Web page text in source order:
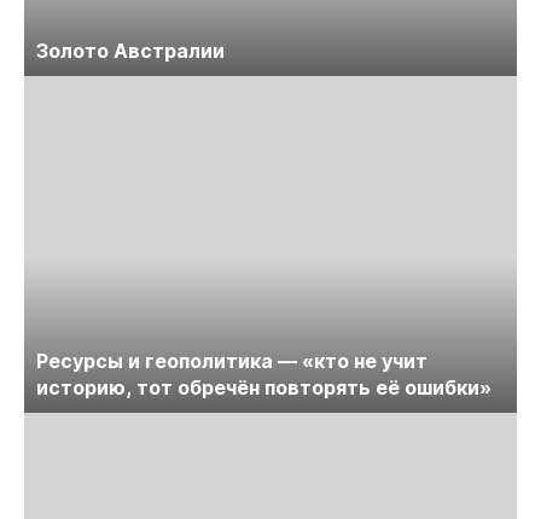
Золото Австралии
Ресурсы и геополитика — «кто не учит
историю, тот обречён повторять её ошибки»